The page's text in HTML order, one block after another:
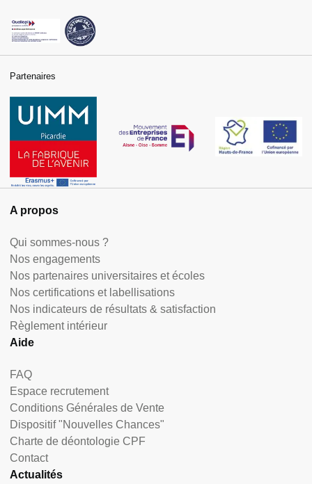
A propos
Qui sommes-nous ?
Nos engagements
Nos partenaires universitaires et écoles
Nos certifications et labellisations
Nos indicateurs de résultats & satisfaction
Règlement intérieur
Aide
FAQ
Espace recrutement
Conditions Générales de Vente
Dispositif "Nouvelles Chances"
Charte de déontologie CPF
Contact
Actualités
Partenaires